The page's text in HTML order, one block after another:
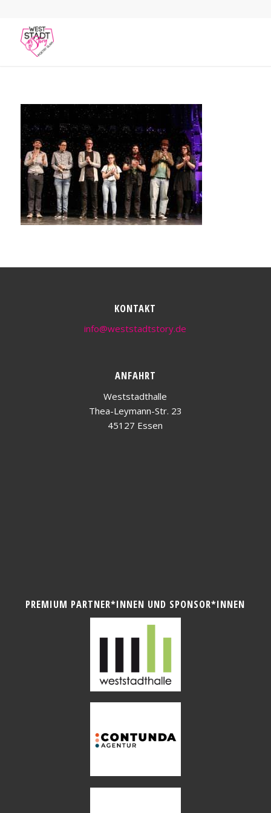
KONTAKT
info@weststadtstory.de
ANFAHRT
Weststadthalle
Thea-Leymann-Str. 23
45127 Essen
PREMIUM PARTNER*INNEN UND SPONSOR*INNEN